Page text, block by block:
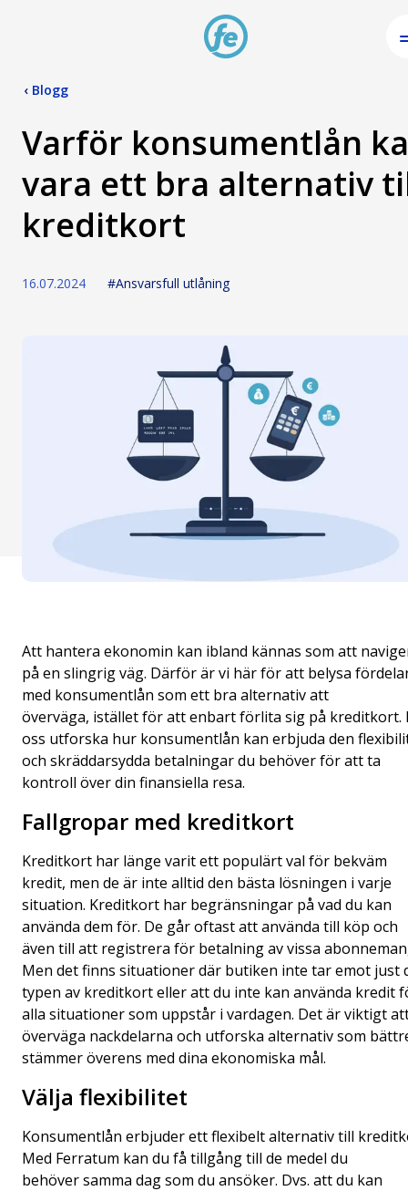
‹ Blogg
Varför konsumentlån
vara ett bra alternativ
kreditkort
16.07.2024 #Ansvarsfull utlåning
Att hantera ekonomin kan ibland kännas som att
på en slingrig väg. Därför är vi här för att belysa
med konsumentlån som ett bra alternativ att
överväga, istället för att enbart förlita sig på kreditkort.
oss utforska hur konsumentlån kan erbjuda den
och skräddarsydda betalningar du behöver för att ta
kontroll över din finansiella resa.
Fallgropar med kreditkort
Kreditkort har länge varit ett populärt val för bekväm
kredit, men de är inte alltid den bästa lösningen i varje
situation. Kreditkort har begränsningar på vad du kan
använda dem för. De går oftast att använda till köp och
även till att registrera för betalning av vissa
Men det finns situationer där butiken inte tar emot just
typen av kreditkort eller att du inte kan använda kredit
alla situationer som uppstår i vardagen. Det är viktigt
överväga nackdelarna och utforska alternativ som
stämmer överens med dina ekonomiska mål.
Välja flexibilitet
Konsumentlån erbjuder ett flexibelt alternativ till
Med Ferratum kan du få tillgång till de medel du
behöver samma dag som du ansöker. Dvs. att du kan